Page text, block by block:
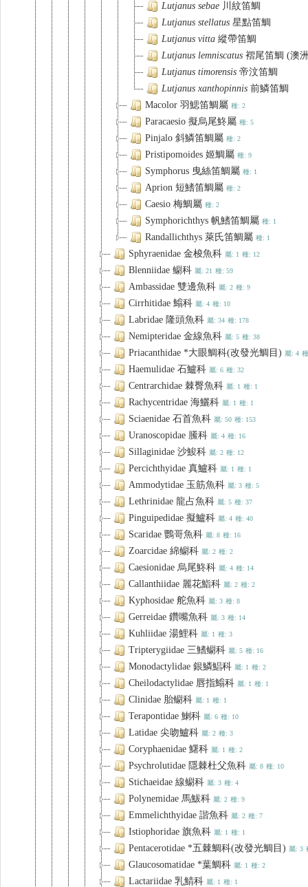
Lutjanus sebae 川紋笛鯛
Lutjanus stellatus 星點笛鯛
Lutjanus vitta 縱帶笛鯛
Lutjanus lemniscatus 褶尾笛鯛 (澳
Lutjanus timorensis 帝汶笛鯛
Lutjanus xanthopinnis 前鱗笛鯛
Macolor 羽鰓笛鯛屬 種: 2
Paracaesio 擬烏尾鮗屬 種: 5
Pinjalo 斜鱗笛鯛屬 種: 2
Pristipomoides 姬鯛屬 種: 9
Symphorus 曳絲笛鯛屬 種: 1
Aprion 短鰭笛鯛屬 種: 2
Caesio 梅鯛屬 種: 2
Symphorichthys 帆鰭笛鯛屬 種: 1
Randallichthys 萊氏笛鯛屬 種: 1
Sphyraenidae 金梭魚科 屬: 1 種: 12
Blenniidae 鳚科 屬: 21 種: 59
Ambassidae 雙邊魚科 屬: 2 種: 9
Cirrhitidae 䱵科 屬: 4 種: 10
Labridae 隆頭魚科 屬: 34 種: 178
Nemipteridae 金線魚科 屬: 5 種: 38
Priacanthidae *大眼鯛科(改發光鯛目) 屬: 4
Haemulidae 石鱸科 屬: 6 種: 32
Centrarchidae 棘臀魚科 屬: 1 種: 1
Rachycentridae 海鱺科 屬: 1 種: 1
Sciaenidae 石首魚科 屬: 50 種: 153
Uranoscopidae 鰧科 屬: 4 種: 16
Sillaginidae 沙鮻科 屬: 2 種: 12
Percichthyidae 真鱸科 屬: 1 種: 1
Ammodytidae 玉筋魚科 屬: 3 種: 5
Lethrinidae 龍占魚科 屬: 5 種: 37
Pinguipedidae 擬鱸科 屬: 4 種: 40
Scaridae 鸚哥魚科 屬: 8 種: 16
Zoarcidae 綿鳚科 屬: 2 種: 2
Caesionidae 烏尾鮗科 屬: 4 種: 14
Callanthiidae 麗花鮨科 屬: 2 種: 2
Kyphosidae 舵魚科 屬: 3 種: 8
Gerreidae 鑽嘴魚科 屬: 3 種: 14
Kuhliidae 湯鯉科 屬: 1 種: 3
Tripterygiidae 三鰭鳚科 屬: 5 種: 16
Monodactylidae 銀鱗鯧科 屬: 1 種: 2
Cheilodactylidae 唇指䱵科 屬: 1 種: 1
Clinidae 胎鳚科 屬: 1 種: 1
Terapontidae 鯻科 屬: 6 種: 10
Latidae 尖吻鱸科 屬: 2 種: 3
Coryphaenidae 鱰科 屬: 1 種: 2
Psychrolutidae 隱棘杜父魚科 屬: 8 種: 10
Stichaeidae 線鳚科 屬: 3 種: 4
Polynemidae 馬鮁科 屬: 2 種: 9
Emmelichthyidae 諧魚科 屬: 2 種: 7
Istiophoridae 旗魚科 屬: 1 種: 1
Pentacerotidae *五棘鯛科(改發光鯛目) 屬: 3
Glaucosomatidae *葉鯛科 屬: 1 種: 2
Lactariidae 乳鯖科 屬: 1 種: 1